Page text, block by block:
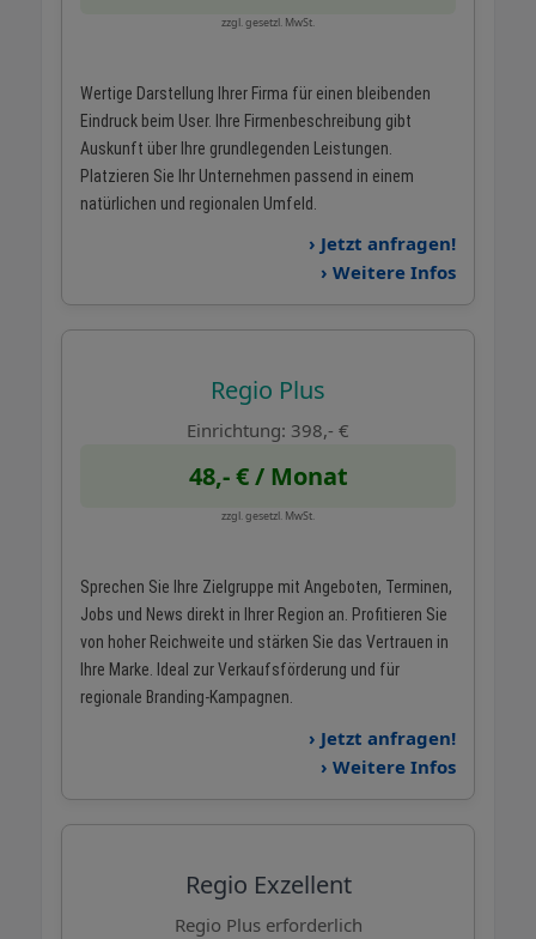
zzgl. gesetzl. MwSt.
Wertige Darstellung Ihrer Firma für einen bleibenden
Eindruck beim User. Ihre Firmenbeschreibung gibt
Auskunft über Ihre grundlegenden Leistungen.
Platzieren Sie Ihr Unternehmen passend in einem
natürlichen und regionalen Umfeld.
› Jetzt anfragen!
› Weitere Infos
Regio Plus
Einrichtung: 398,- €
48,- € / Monat
zzgl. gesetzl. MwSt.
Sprechen Sie Ihre Zielgruppe mit Angeboten, Terminen,
Jobs und News direkt in Ihrer Region an. Profitieren Sie
von hoher Reichweite und stärken Sie das Vertrauen in
Ihre Marke. Ideal zur Verkaufsförderung und für
regionale Branding-Kampagnen.
› Jetzt anfragen!
› Weitere Infos
Regio Exzellent
Regio Plus erforderlich